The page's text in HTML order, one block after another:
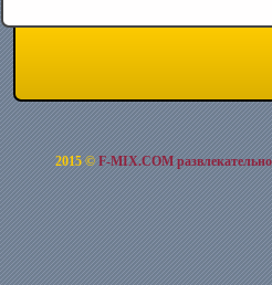
2015 ©F-MIX.COM